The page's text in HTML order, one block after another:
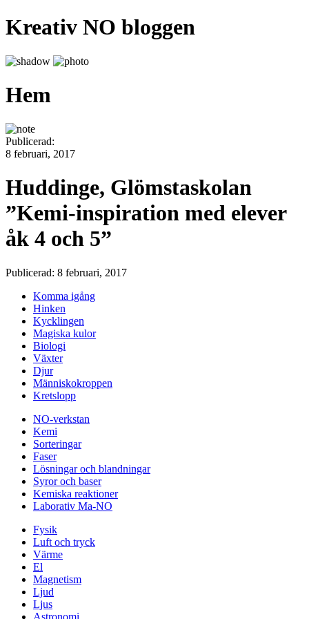
Kreativ NO bloggen
Hem
Publicerad:
8 februari, 2017
Huddinge, Glömstaskolan
”Kemi-inspiration med elever
åk 4 och 5”
Publicerad: 8 februari, 2017
Komma igång
Hinken
Kycklingen
Magiska kulor
Biologi
Växter
Djur
Människokroppen
Kretslopp
NO-verkstan
Kemi
Sorteringar
Faser
Lösningar och blandningar
Syror och baser
Kemiska reaktioner
Laborativ Ma-NO
Fysik
Luft och tryck
Värme
El
Magnetism
Ljud
Ljus
Astronomi